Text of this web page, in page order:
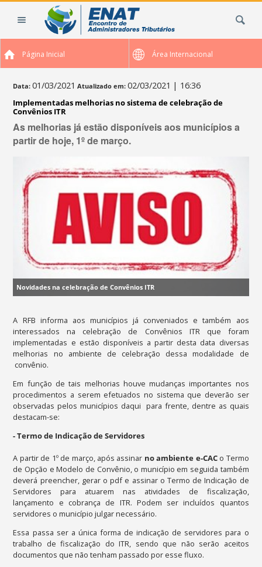
Página Inicial Área Internacional
Data: 01/03/2021 Atualizado em: 02/03/2021 | 16:36
Implementadas melhorias no sistema de celebração de
Convênios ITR
As melhorias já estão disponíveis aos municípios a
partir de hoje, 1º de março.
Novidades na celebração de Convênios ITR
A RFB informa aos municípios já conveniados e também aos
interessados na celebração de Convênios ITR que foram
implementadas e estão disponíveis a partir desta data diversas
melhorias no ambiente de celebração dessa modalidade de
convênio.
Em função de tais melhorias houve mudanças importantes nos
procedimentos a serem efetuados no sistema que deverão ser
observadas pelos municípios daqui para frente, dentre as quais
destacam-se:
- Termo de Indicação de Servidores
A partir de 1º de março, após assinar no ambiente e-CACo Termo
de Opção e Modelo de Convênio, o município em seguida também
deverá preencher, gerar o pdf e assinar o Termo de Indicação de
Servidores para atuarem nas atividades de fiscalização,
lançamento e cobrança de ITR. Podem ser incluídos quantos
servidores o município julgar necessário.
Essa passa ser a única forma de indicação de servidores para o
trabalho de fiscalização do ITR, sendo que não serão aceitos
documentos que não tenham passado por esse fluxo.